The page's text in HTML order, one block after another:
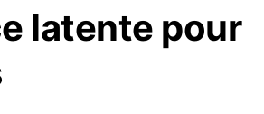
latente pour